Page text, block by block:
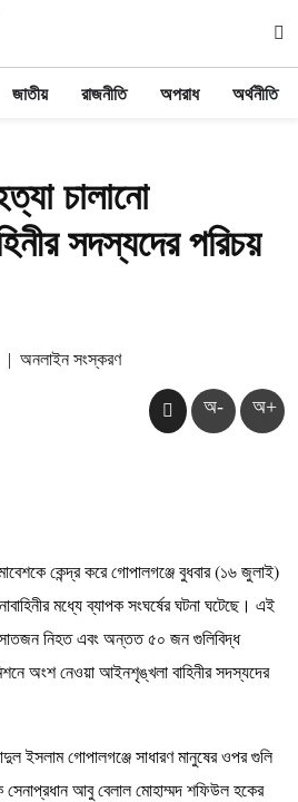
জাতীয় রাজনীতি অপরাধ অর্থনীতি
চালানো
সদস্যদের পরিচয়
| অনলাইন সংস্করণ
অ- অ+
কেন্দ্র করে গোপালগঞ্জে বুধবার (১৬ জুলাই)
মধ্যে ব্যাপক সংঘর্ষের ঘটনা ঘটেছে। এই
সাতজন নিহত এবং অন্তত ৫০ জন গুলিবিদ্ধ
অংশ নেওয়া আইনশৃঙ্খলা বাহিনীর সদস্যদের
ইসলাম গোপালগঞ্জে সাধারণ মানুষের ওপর গুলি
সেনাপ্রধান আবু বেলাল মোহাম্মদ শফিউল হকের